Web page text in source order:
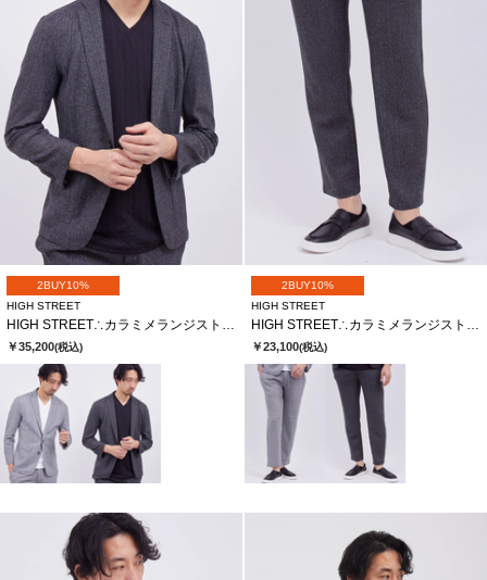
2BUY10%
HIGH STREET
￥35,200(税込)
2BUY10%
HIGH STREET
￥23,100(税込)